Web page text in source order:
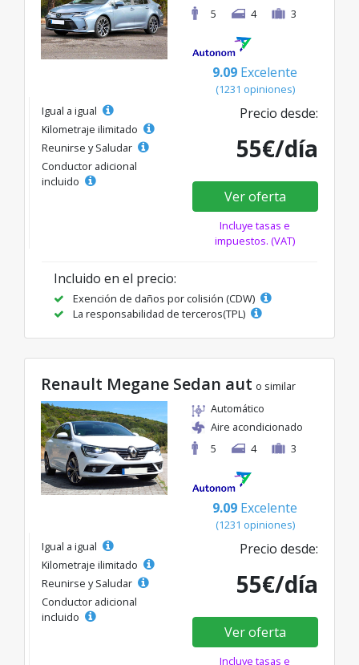
5
4 3
9.09 Excelente
(1231 opiniones)
Igual a igual
Kilometraje ilimitado
Reunirse y Saludar
Conductor adicional
incluido
Precio desde:
55€/día
Ver oferta
Incluye tasas e
impuestos. (VAT)
Incluido en el precio:
Exención de daños por colisión (CDW)
La responsabilidad de terceros(TPL)
Renault Megane Sedan aut o similar
Automático
Aire acondicionado
5
4 3
9.09 Excelente
(1231 opiniones)
Igual a igual
Kilometraje ilimitado
Reunirse y Saludar
Conductor adicional
incluido
Precio desde:
55€/día
Ver oferta
Incluye tasas e